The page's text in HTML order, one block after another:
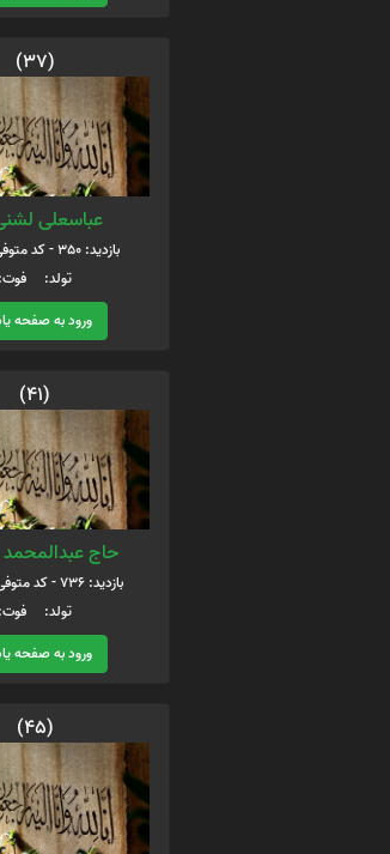
(37)
عباسعلی
بازدید: 350 - کد متوفی: 55901
تولد: فوت:
ورود به صفحه
(41)
حاج
بازدید: 736 - کد متوفی: 62684
تولد: فوت:
ورود به صفحه
(45)